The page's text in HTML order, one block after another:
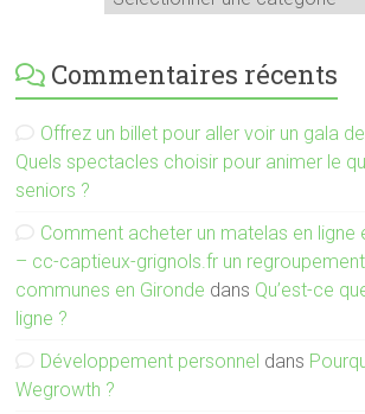
Commentaires récents
Offrez un billet pour aller voir un gala
Quels spectacles choisir pour animer le
seniors ?
Comment acheter un matelas en ligne
– cc-captieux-grignols.fr un
communes en Gironde dans Qu’est-ce
ligne ?
Développement personnel dans
Wegrowth ?